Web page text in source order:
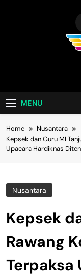
MENU
Home
Nusantara
Kepsek dan Guru MI
Upacara Hardiknas
Nusantara
Kepsek
Rawang
Terpaksa